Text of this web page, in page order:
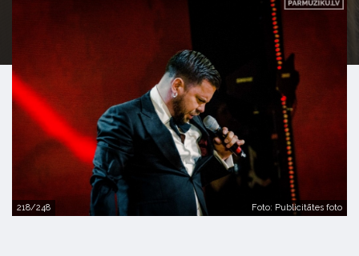
218/248 Foto: Publicitātes foto